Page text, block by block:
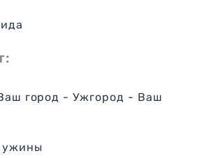
город - Ужгород - Ваш
ужины